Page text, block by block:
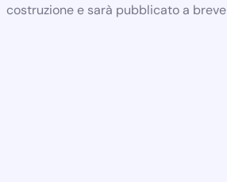
costruzione e sarà pubblicato a breve